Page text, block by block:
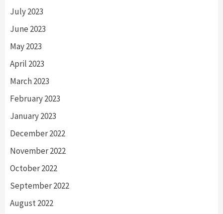
July 2023
June 2023
May 2023
April 2023
March 2023
February 2023
January 2023
December 2022
November 2022
October 2022
September 2022
August 2022